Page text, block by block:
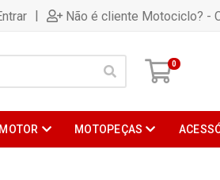
| Não é cliente Motociclo? -
0
MOTOR MOTOPEÇAS